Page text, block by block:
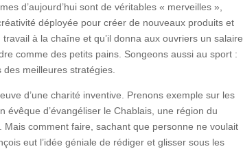
d’aujourd’hui sont de véritables « merveilles »,
déployée pour créer de nouveaux produits et
à la chaîne et qu’il donna aux ouvriers un salaire
comme des petits pains. Songeons aussi au sport :
meilleures stratégies.
d’une charité inventive. Prenons exemple sur les
d’évangéliser le Chablais, une région du
comment faire, sachant que personne ne voulait
eut l’idée géniale de rédiger et glisser sous les